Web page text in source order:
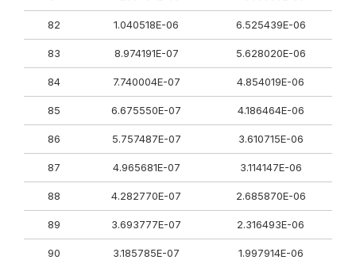
82 1.040518E-06 6.525439E-06
83 8.974191E-07 5.628020E-06
84 7.740004E-07 4.854019E-06
85 6.675550E-07 4.186464E-06
86 5.757487E-07 3.610715E-06
87 4.965681E-07 3.114147E-06
88 4.282770E-07 2.685870E-06
89 3.693777E-07 2.316493E-06
90 3.185785E-07 1.997914E-06